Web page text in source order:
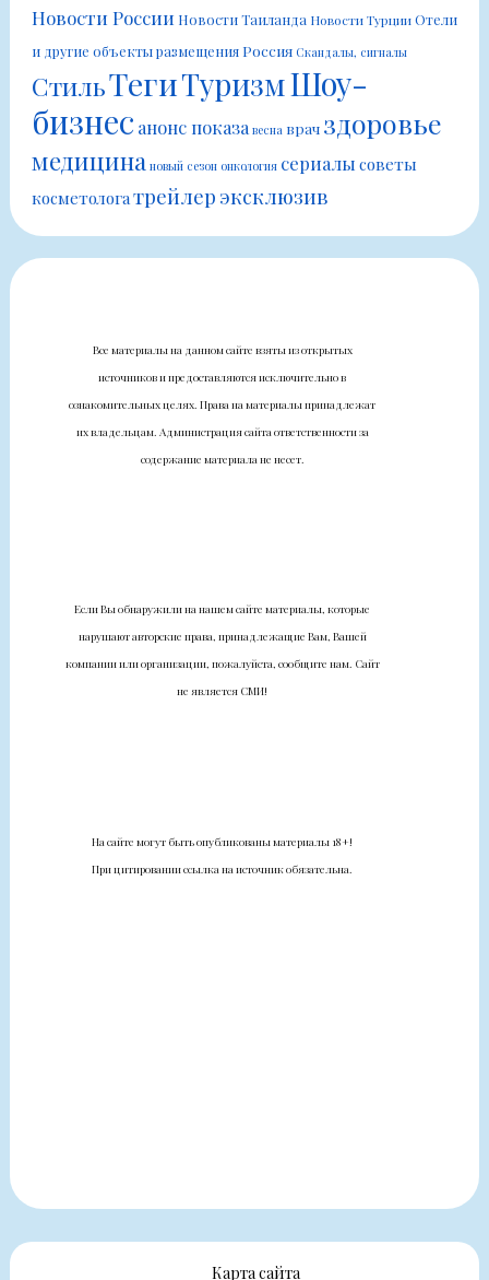
Новости России Новости Таиланда Новости ТурцииОтели
и другие объекты размещенияРоссия Скандалы, сигналы
СтильТегиТуризмШоу-
бизнес анонс показа весна врач здоровье
медицина новый сезон онкология сериалы советы
косметологатрейлер эксклюзив
Все материалы на данном сайте взяты из открытых
источников и предоставляются исключительно в
ознакомительных целях. Права на материалы принадлежат
их владельцам. Администрация сайта ответственности за
содержание материала не несет.
Если Вы обнаружили на нашем сайте материалы, которые
нарушают авторские права, принадлежащие Вам, Вашей
компании или организации, пожалуйста, сообщите нам. Сайт
не является СМИ!
На сайте могут быть опубликованы материалы 18+!
При цитировании ссылка на источник обязательна.
Карта сайта